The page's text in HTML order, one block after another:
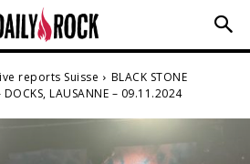
reports Suisse
BLACK STONE
DOCKS, LAUSANNE – 09.11.2024